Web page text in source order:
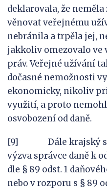
deklarovala, že
věnovat veřejnému
nebránila a trpěla jej,
jakkoliv omezovalo
práv. Veřejné užívání
dočasné nemožnosti
ekonomicky, nikoliv
využití, a proto
osvobození od daně.
[9] Dále krajský
výzva správce daně k
dle § 89 odst. 1
nebo v rozporu s § 89